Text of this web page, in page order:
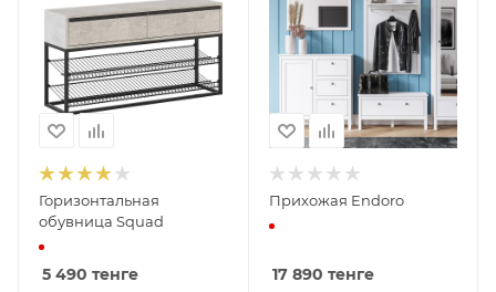
Горизонтальная
обувница Squad
5 490 тенге
Прихожая Endoro
17 890 тенге